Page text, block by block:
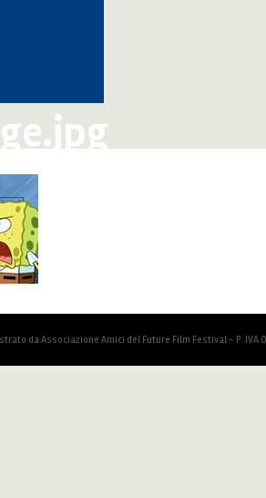
da Associazione Amici del Future Film Festival - P. IVA